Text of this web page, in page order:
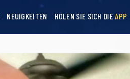
NEUIGKEITEN HOLEN SIE SICH DIEAPP